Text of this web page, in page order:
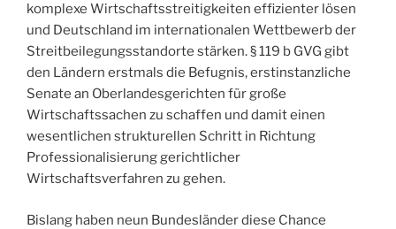
komplexe Wirtschaftsstreitigkeiten effizienter lösen
und Deutschland im internationalen Wettbewerb der
Streitbeilegungsstandorte stärken. § 119 b GVG gibt
den Ländern erstmals die Befugnis, erstinstanzliche
Senate an Oberlandesgerichten für große
Wirtschaftssachen zu schaffen und damit einen
wesentlichen strukturellen Schritt in Richtung
Professionalisierung gerichtlicher
Wirtschaftsverfahren zu gehen.
Bislang haben neun Bundesländer diese Chance